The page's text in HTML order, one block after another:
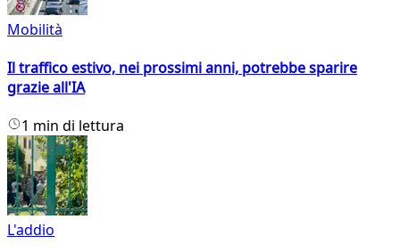
Mobilità
Il traffico estivo, nei prossimi anni, potrebbe sparire
grazie all'IA
1 min di lettura
L'addio